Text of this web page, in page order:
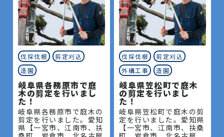
伐採伐根
剪定刈込
造園
岐阜県各務原市で庭
木の剪定を行いまし
た！
岐阜県各務原市で庭木の
剪定を行いました。愛知
県【一宮市、江南市、扶
伐採伐根
剪定刈込
外構工事
造園
岐阜県笠松町で庭木
の剪定を行いまし
た！
岐阜県笠松町で庭木の剪
定を行いました。愛知県
【一宮市、江南市、扶桑